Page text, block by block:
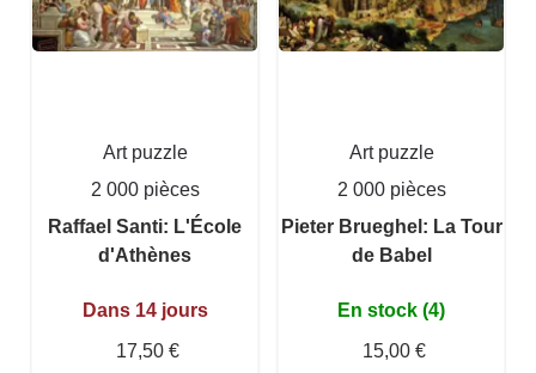
Art puzzle
2 000 pièces
Raffael Santi: L'École
d'Athènes
Dans 14 jours
17,50 €
Art puzzle
2 000 pièces
Pieter Brueghel: La Tour
de Babel
En stock (4)
15,00 €